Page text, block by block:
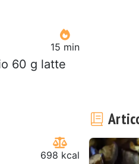
15 min
60 g latte
698 kcal